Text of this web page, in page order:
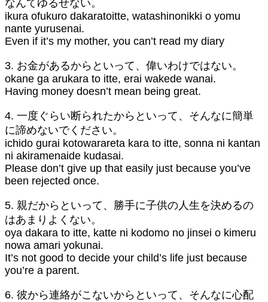
なんてゆるせない。
ikura ofukuro dakaratoitte, watashinonikki o yomu
nante yurusenai.
Even if it’s my mother, you can’t read my diary
3. お金があるからといって、偉いわけではない。
okane ga arukara to itte, erai wakede wanai.
Having money doesn’t mean being great.
4. 一度ぐらい断られたからといって、そんなに簡単
に諦めないでください。
ichido gurai kotowarareta kara to itte, sonna ni kantan
ni akiramenaide kudasai.
Please don’t give up that easily just because you’ve
been rejected once.
5. 親だからといって、勝手に子供の人生を決めるの
はあまりよくない。
oya dakara to itte, katte ni kodomo no jinsei o kimeru
nowa amari yokunai.
It’s not good to decide your child’s life just because
you’re a parent.
6. 彼から連絡がこないからといって、そんなに心配